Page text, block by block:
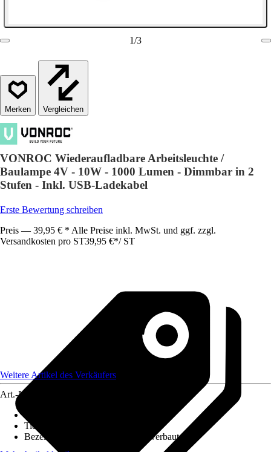
1/3
Vergleichen
VONROC Wiederaufladbare Arbeitsleuchte /
Baulampe 4V - 10W - 1000 Lumen - Dimmbar in 2
Stufen - Inkl. USB-Ladekabel
Erste Bewertung schreiben
Preis — 39,95 € * Alle Preise inkl. MwSt. und ggf. zzgl.
Versandkosten pro ST39,95 €*/ ST
Weitere Artikel des Verkäufers
Art.-Nr.
Tiefe
Bezeichnung Fassung
LED fest verbaut